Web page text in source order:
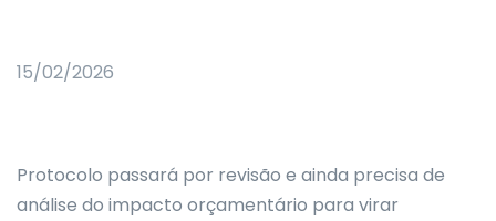
15/02/2026
Protocolo passará por revisão e ainda precisa de
análise do impacto orçamentário para virar